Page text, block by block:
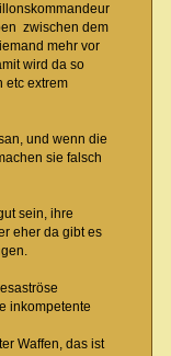
zwischen dem
mehr vor
wird da so
etc extrem
und wenn die
sie falsch
sein, ihre
eher da gibt es
inkompetente
Waffen, das ist